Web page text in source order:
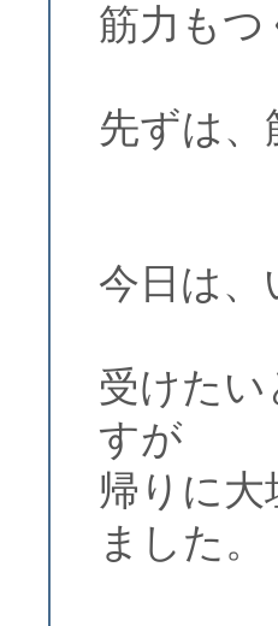
筋力もつ
先ずは
今日は
受けた
すが
帰りに
ました。